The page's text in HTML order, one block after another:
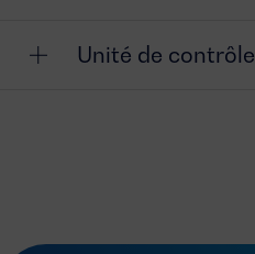
Unité de contrôle